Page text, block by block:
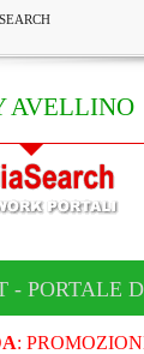
AVELLINO
- PORTALE
: